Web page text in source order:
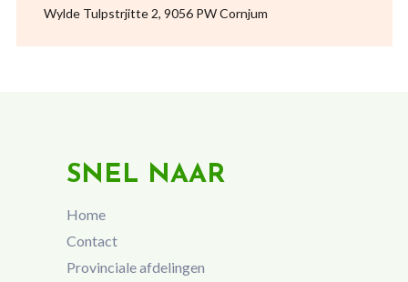
Wylde Tulpstrjitte 2, 9056 PW Cornjum
SNEL NAAR
Home
Contact
Provinciale afdelingen